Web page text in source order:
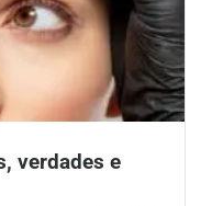
verdades e